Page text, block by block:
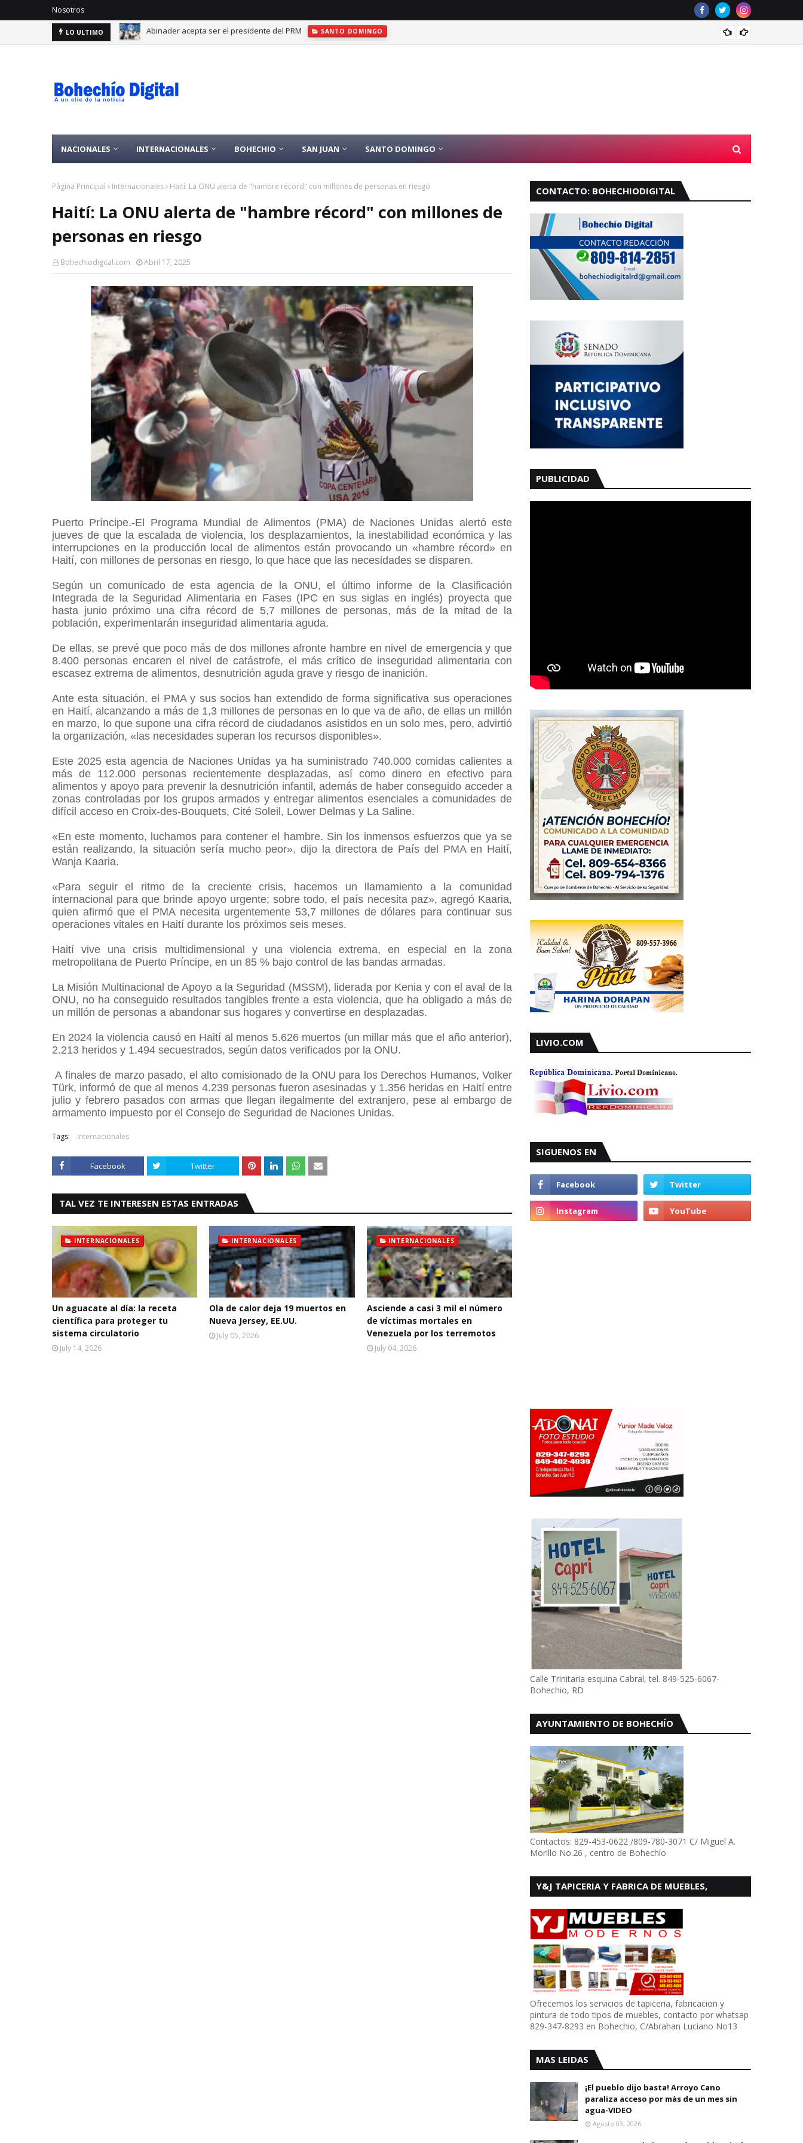
Nosotros
LO ULTIMO Por lo alto: RD alcanza 30 medallas de oro en JCC Santo Domingo 2026
NACIONALES INTERNACIONALES BOHECHIO SAN JUAN SANTO DOMINGO
Página Principal Internacionales Haití: La ONU alerta de "hambre récord" con millones de personas en riesgo
Haití: La ONU alerta de "hambre récord" con millones de
personas en riesgo
Bohechiodigital.com Abril 17, 2025
Puerto Príncipe.-El Programa Mundial de Alimentos (PMA) de Naciones Unidas alertó este
jueves de que la escalada de violencia, los desplazamientos, la inestabilidad económica y las
interrupciones en la producción local de alimentos están provocando un «hambre récord» en
Haití, con millones de personas en riesgo, lo que hace que las necesidades se disparen.
Según un comunicado de esta agencia de la ONU, el último informe de la Clasificación
Integrada de la Seguridad Alimentaria en Fases (IPC en sus siglas en inglés) proyecta que
hasta junio próximo una cifra récord de 5,7 millones de personas, más de la mitad de la
población, experimentarán inseguridad alimentaria aguda.
De ellas, se prevé que poco más de dos millones afronte hambre en nivel de emergencia y que
8.400 personas encaren el nivel de catástrofe, el más crítico de inseguridad alimentaria con
escasez extrema de alimentos, desnutrición aguda grave y riesgo de inanición.
Ante esta situación, el PMA y sus socios han extendido de forma significativa sus operaciones
en Haití, alcanzando a más de 1,3 millones de personas en lo que va de año, de ellas un millón
en marzo, lo que supone una cifra récord de ciudadanos asistidos en un solo mes, pero, advirtió
la organización, «las necesidades superan los recursos disponibles».
Este 2025 esta agencia de Naciones Unidas ya ha suministrado 740.000 comidas calientes a
más de 112.000 personas recientemente desplazadas, así como dinero en efectivo para
alimentos y apoyo para prevenir la desnutrición infantil, además de haber conseguido acceder a
zonas controladas por los grupos armados y entregar alimentos esenciales a comunidades de
difícil acceso en Croix-des-Bouquets, Cité Soleil, Lower Delmas y La Saline.
«En este momento, luchamos para contener el hambre. Sin los inmensos esfuerzos que ya se
están realizando, la situación sería mucho peor», dijo la directora de País del PMA en Haití,
Wanja Kaaria.
«Para seguir el ritmo de la creciente crisis, hacemos un llamamiento a la comunidad
internacional para que brinde apoyo urgente; sobre todo, el país necesita paz», agregó Kaaria,
quien afirmó que el PMA necesita urgentemente 53,7 millones de dólares para continuar sus
operaciones vitales en Haití durante los próximos seis meses.
Haití vive una crisis multidimensional y una violencia extrema, en especial en la zona
metropolitana de Puerto Príncipe, en un 85 % bajo control de las bandas armadas.
La Misión Multinacional de Apoyo a la Seguridad (MSSM), liderada por Kenia y con el aval de la
ONU, no ha conseguido resultados tangibles frente a esta violencia, que ha obligado a más de
un millón de personas a abandonar sus hogares y convertirse en desplazadas.
En 2024 la violencia causó en Haití al menos 5.626 muertos (un millar más que el año anterior),
2.213 heridos y 1.494 secuestrados, según datos verificados por la ONU.
A finales de marzo pasado, el alto comisionado de la ONU para los Derechos Humanos, Volker
Türk, informó de que al menos 4.239 personas fueron asesinadas y 1.356 heridas en Haití entre
julio y febrero pasados con armas que llegan ilegalmente del extranjero, pese al embargo de
armamento impuesto por el Consejo de Seguridad de Naciones Unidas.
Tags: Internacionales
Facebook Twitter
TAL VEZ TE INTERESEN ESTAS ENTRADAS
INTERNACIONALES
Un aguacate al día: la receta
científica para proteger tu
sistema circulatorio
July 14, 2026
INTERNACIONALES
Ola de calor deja 19 muertos en
Nueva Jersey, EE.UU.
July 05, 2026
INTERNACIONALES
Asciende a casi 3 mil el número
de víctimas mortales en
Venezuela por los terremotos
July 04, 2026
CONTACTO: BOHECHIODIGITAL
PUBLICIDAD
LIVIO.COM
SIGUENOS EN
Calle Trinitaria esquina Cabral, tel. 849-525-6067-
Bohechio, RD
AYUNTAMIENTO DE BOHECHÍO
Contactos: 829-453-0622 /809-780-3071 C/ Miguel A.
Morillo No.26 , centro de Bohechío
Y&J TAPICERIA Y FABRICA DE MUEBLES,
Ofrecemos los servicios de tapiceria, fabricacion y
pintura de todo tipos de muebles, contacto por whatsap
829-347-8293 en Bohechio, C/Abrahan Luciano No13
MAS LEIDAS
¡El pueblo dijo basta! Arroyo Cano
paraliza acceso por màs de un mes sin
agua-VIDEO
Agosto 03, 2026